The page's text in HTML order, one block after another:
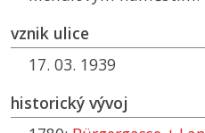
vznik ulice
17. 03. 1939
historický vývoj